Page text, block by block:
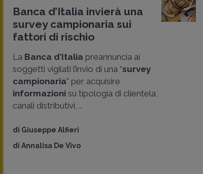
Banca d’Italia invierà una
survey campionaria sui
fattori di rischio
La Banca d’Italia preannuncia ai
soggetti vigilati l’invio di una “survey
campionaria” per acquisire
informazioni su tipologia di clientela,
canali distributivi, ..
di Giuseppe Alfieri
di Annalisa De Vivo